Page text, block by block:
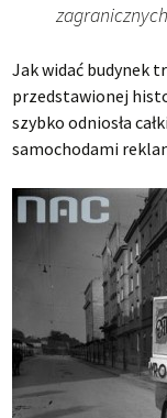
Jak widać budynek
przedstawionej
szybko odniosła
samochodami